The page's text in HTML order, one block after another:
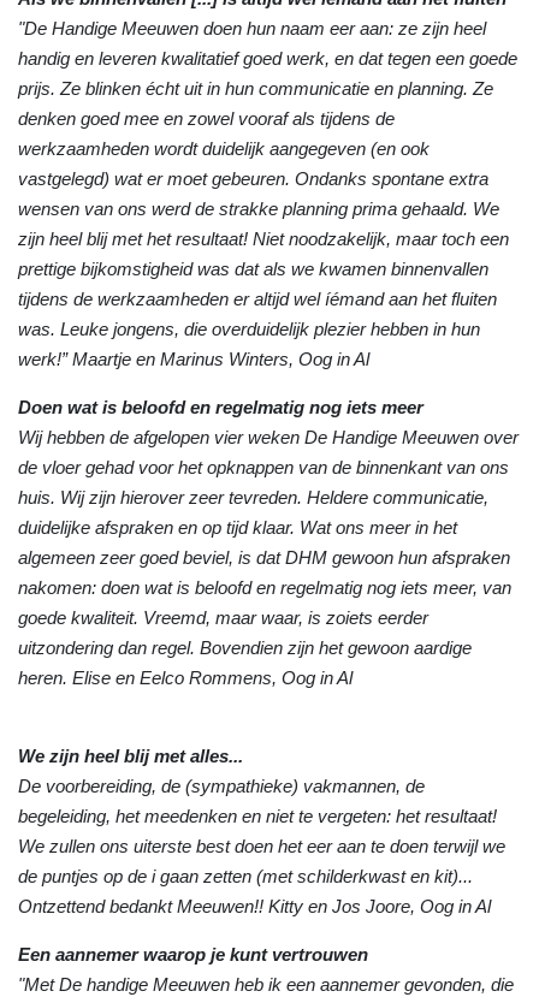
"De Handige Meeuwen doen hun naam eer aan: ze zijn heel
handig en leveren kwalitatief goed werk, en dat tegen een goede
prijs. Ze blinken écht uit in hun communicatie en planning. Ze
denken goed mee en zowel vooraf als tijdens de
werkzaamheden wordt duidelijk aangegeven (en ook
vastgelegd) wat er moet gebeuren. Ondanks spontane extra
wensen van ons werd de strakke planning prima gehaald. We
zijn heel blij met het resultaat! Niet noodzakelijk, maar toch een
prettige bijkomstigheid was dat als we kwamen binnenvallen
tijdens de werkzaamheden er altijd wel íémand aan het fluiten
was. Leuke jongens, die overduidelijk plezier hebben in hun
werk!” Maartje en Marinus Winters, Oog in Al
Doen wat is beloofd en regelmatig nog iets meer
Wij hebben de afgelopen vier weken De Handige Meeuwen over
de vloer gehad voor het opknappen van de binnenkant van ons
huis. Wij zijn hierover zeer tevreden. Heldere communicatie,
duidelijke afspraken en op tijd klaar. Wat ons meer in het
algemeen zeer goed beviel, is dat DHM gewoon hun afspraken
nakomen: doen wat is beloofd en regelmatig nog iets meer, van
goede kwaliteit. Vreemd, maar waar, is zoiets eerder
uitzondering dan regel. Bovendien zijn het gewoon aardige
heren. Elise en Eelco Rommens, Oog in Al
We zijn heel blij met alles...
De voorbereiding, de (sympathieke) vakmannen, de
begeleiding, het meedenken en niet te vergeten: het resultaat!
We zullen ons uiterste best doen het eer aan te doen terwijl we
de puntjes op de i gaan zetten (met schilderkwast en kit)...
Ontzettend bedankt Meeuwen!! Kitty en Jos Joore, Oog in Al
Een aannemer waarop je kunt vertrouwen
"Met De handige Meeuwen heb ik een aannemer gevonden, die